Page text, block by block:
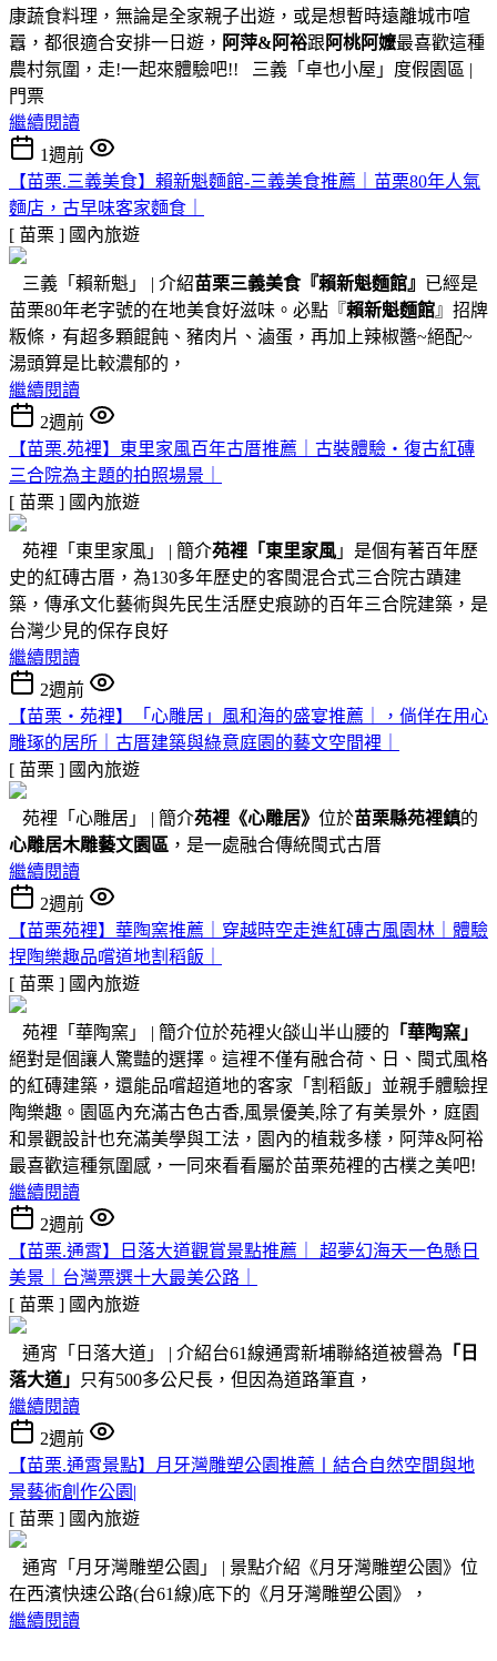
康蔬食料理，無論是全家親子出遊，或是想暫時遠離城市喧
囂，都很適合安排一日遊， 阿萍&阿裕跟 阿桃阿嬤最喜歡這種
農村氛圍，走!一起來體驗吧!! 三義「卓也小屋」度假園區 |
門票
繼續閱讀
1週前
【苗栗.三義美食】賴新魁麵館-三義美食推薦｜苗栗80年人氣
麵店，古早味客家麵食｜
[ 苗栗 ] 國內旅遊
三義「賴新魁」 | 介紹苗栗三義美食『賴新魁麵館』 已經是
苗栗80年老字號的在地美食好滋味。必點『賴新魁麵館』招牌
粄條，有超多顆餛飩、豬肉片、滷蛋，再加上辣椒醬~絕配~
湯頭算是比較濃郁的，
繼續閱讀
2週前
【苗栗.苑裡】東里家風百年古厝推薦｜古裝體驗・復古紅磚
三合院為主題的拍照場景｜
[ 苗栗 ] 國內旅遊
苑裡「東里家風」 | 簡介苑裡「東里家風 」是個有著百年歷
史的紅磚古厝，為130多年歷史的客閩混合式三合院古蹟建
築，傳承文化藝術與先民生活歷史痕跡的百年三合院建築，是
台灣少見的保存良好
繼續閱讀
2週前
【苗栗・苑裡】「心雕居」風和海的盛宴推薦｜，倘佯在用心
雕琢的居所｜古厝建築與綠意庭園的藝文空間裡｜
[ 苗栗 ] 國內旅遊
苑裡「心雕居」 | 簡介苑裡 《心雕居》 位於苗栗縣苑裡鎮的
心雕居木雕藝文園區 ，是一處融合傳統閩式古厝
繼續閱讀
2週前
【苗栗苑裡】華陶窯推薦｜穿越時空走進紅磚古風園林｜體驗
捏陶樂趣品嚐道地割稻飯｜
[ 苗栗 ] 國內旅遊
苑裡「華陶窯」 | 簡介位於苑裡火燄山半山腰的 「華陶窯」
絕對是個讓人驚豔的選擇。這裡不僅有融合荷、日、閩式風格
的紅磚建築，還能品嚐超道地的客家「割稻飯」並親手體驗捏
陶樂趣。園區內充滿古色古香,風景優美,除了有美景外，庭園
和景觀設計也充滿美學與工法，園內的植栽多樣，阿萍&阿裕
最喜歡這種氛圍感，一同來看看屬於苗栗苑裡的古樸之美吧!
繼續閱讀
2週前
【苗栗.通霄】日落大道觀賞景點推薦｜ 超夢幻海天一色懸日
美景｜台灣票選十大最美公路｜
[ 苗栗 ] 國內旅遊
通宵「日落大道」 | 介紹台61線通霄新埔聯絡道被譽為 「日
落大道」
只有500多公尺長，但因為道路筆直，
繼續閱讀
2週前
【苗栗.通霄景點】月牙灣雕塑公園推薦〡結合自然空間與地
景藝術創作公園|
[ 苗栗 ] 國內旅遊
通宵「月牙灣雕塑公園」 | 景點介紹《月牙灣雕塑公園》位
在西濱快速公路(台61線)底下的《月牙灣雕塑公園》，
繼續閱讀